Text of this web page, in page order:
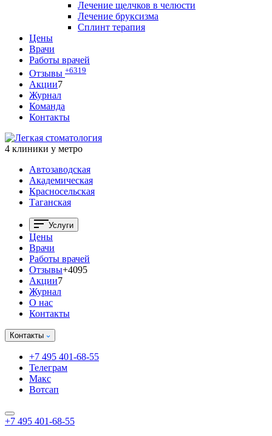
Лечение щелчков в челюсти
Лечение бруксизма
Сплинт терапия
Цены
Врачи
Работы врачей
Отзывы +6319
Акции7
Журнал
Команда
Контакты
4 клиники у метро
Автозаводская
Академическая
Красносельская
Таганская
Услуги
Цены
Врачи
Работы врачей
Отзывы+4095
Акции7
Журнал
О нас
Контакты
Контакты
+7 495 401-68-55
Телеграм
Макс
Вотсап
+7 495 401-68-55